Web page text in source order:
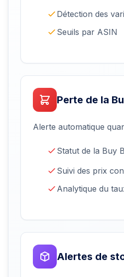
Détection des
Seuils par ASIN
Perte de la
Alerte automatique
Statut de la Buy
Suivi des prix
Analytique du
Alertes de